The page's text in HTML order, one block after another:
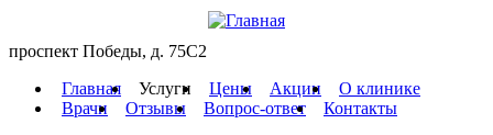
проспект Победы, д. 75C2
Главная
Услуги Цены Акции
О клинике
Врачи
Отзывы Вопрос-ответ
Контакты